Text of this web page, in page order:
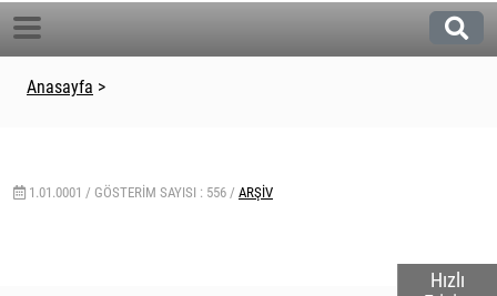
Hızlı
Anasayfa >
1.01.0001 / GÖSTERIM SAYISI : 556 / ARŞIV